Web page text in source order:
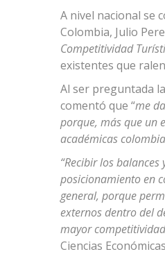
A nivel nacional se
Colombia, Julio
Competitividad
existentes que
Al ser preguntada
comentó que “me
porque, más que un
académicas
“Recibir los
posicionamiento en
general, porque
externos dentro del
mayor
Ciencias